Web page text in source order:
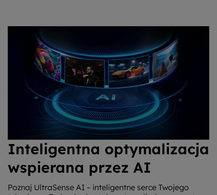
Inteligentna optymalizacja
wspierana przez AI
Poznaj UltraSense AI – inteligentne serce Twojego